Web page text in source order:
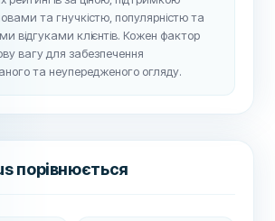
та гнучкістю, популярністю та
відгуками клієнтів. Кожен фактор
вагу для забезпечення
та неупередженого огляду.
порівнюється